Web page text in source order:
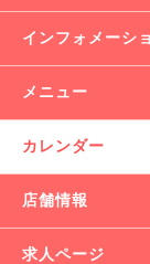
インフォメーシ
メニュー
カレンダー
店舗情報
求人ページ